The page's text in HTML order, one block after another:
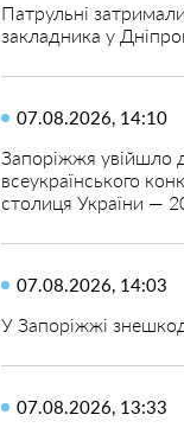
Патрульні
закладника у
07.08.2026, 14:10
Запоріжжя увійшло
всеукраїнського
столиця України —
07.08.2026, 14:03
У Запоріжжі
07.08.2026, 13:33